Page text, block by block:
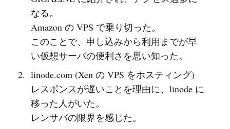
なる。
Amazon の VPS で乗り切った。
このことで、申し込みから利用までが早
い仮想サーバの便利さを思い知った。
linode.com (Xen の VPS をホスティング)
レスポンスが遅いことを理由に、linode に
移った人がいた。
レンサバの限界を感じた。